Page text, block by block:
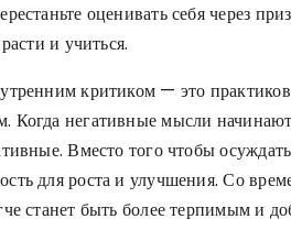
оценивать себя через
и учиться.
критиком — это
негативные мысли начинают
Вместо того чтобы
для роста и улучшения. Со
станет быть более терпимым и